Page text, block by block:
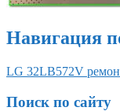
Навигация
LG 32LB572V
Поиск по сайту